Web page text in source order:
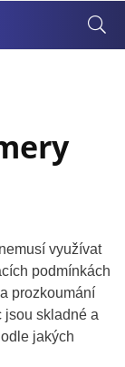
využívat
podmínkách
prozkoumání
jsou skladné a
jakých